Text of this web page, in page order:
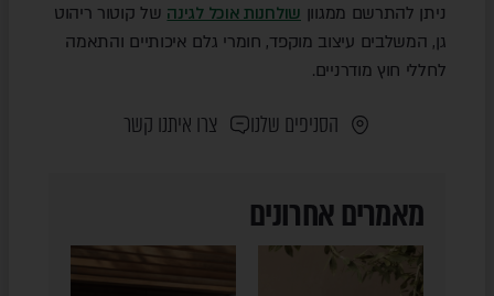
ניתן להתרשם ממגוון שולחנות אוכל לגינה של קוטור ריהוט
גן, המשלבים עיצוב מוקפד, חומרי גלם איכותיים והתאמה
לחללי חוץ מודרניים.
הסניפים שלנו צרו איתנו קשר
מאמרים אחרונים